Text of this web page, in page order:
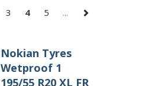
3 4 5 ...
Nokian Tyres
Wetproof 1
195/55 R20 XL FR